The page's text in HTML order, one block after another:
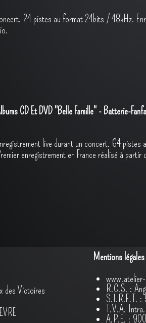
24 pistes au format 24bits / 48kHz.
CD Et DVD "Belle Famille" - Batterie-
live durant un concert. 64
enregistrement en France réalisé à
des Victoires
Mentions
R.C.S. :
S.I.R.E.T.
T.V.A.
A.P.E. :